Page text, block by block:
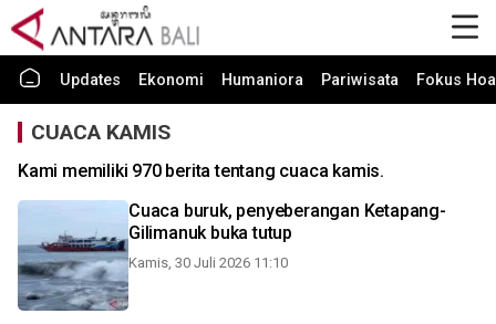
Updates Ekonomi Humaniora Pariwisata Fokus
CUACA KAMIS
Kami memiliki 970 berita tentang cuaca kamis.
Cuaca buruk, penyeberangan Ketapang-
Gilimanuk buka tutup
Kamis, 30 Juli 2026 11:10